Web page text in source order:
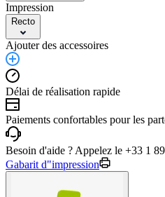
Impression
Recto
Ajouter des accessoires
Délai de réalisation rapide
Paiements confortables pour les
Besoin d'aide ? Appelez le +33 1
Gabarit d"impression